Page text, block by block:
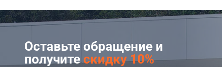
Оставьте обращение и
получитескидку 10%